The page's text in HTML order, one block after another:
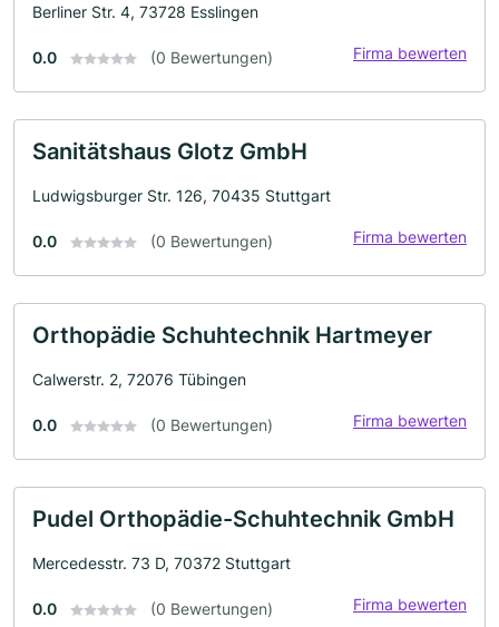
Berliner Str. 4, 73728 Esslingen
0.0 (0 Bewertungen) Firma bewerten
Sanitätshaus Glotz GmbH
Ludwigsburger Str. 126, 70435 Stuttgart
0.0 (0 Bewertungen) Firma bewerten
Orthopädie Schuhtechnik Hartmeyer
Calwerstr. 2, 72076 Tübingen
0.0 (0 Bewertungen) Firma bewerten
Pudel Orthopädie-Schuhtechnik GmbH
Mercedesstr. 73 D, 70372 Stuttgart
0.0 (0 Bewertungen) Firma bewerten